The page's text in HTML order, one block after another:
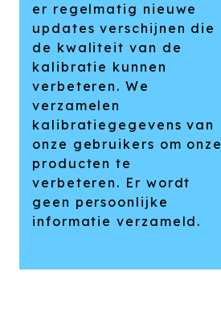
er regelmatig nieuwe
updates verschijnen die
de kwaliteit van de
kalibratie kunnen
verbeteren. We
verzamelen
kalibratiegegevens van
onze gebruikers om onze
producten te
verbeteren. Er wordt
geen persoonlijke
informatie verzameld.